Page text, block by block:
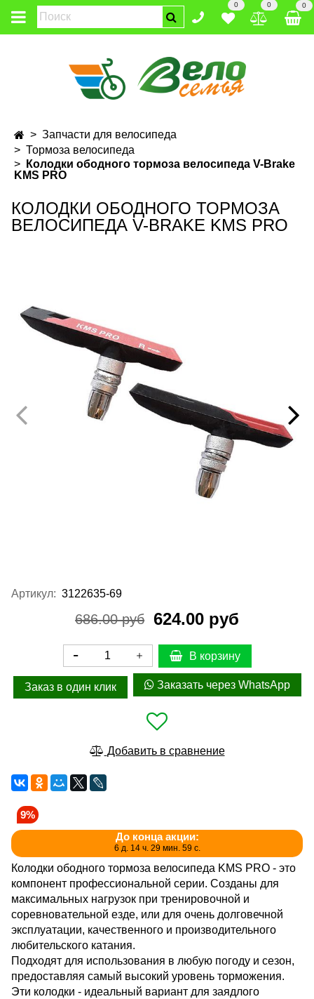
0 0 0
Запчасти для велосипеда
Тормоза велосипеда
Колодки ободного тормоза велосипеда V-Brake
KMS PRO
КОЛОДКИ ОБОДНОГО ТОРМОЗА
ВЕЛОСИПЕДА V-BRAKE KMS PRO
Артикул: 3122635-69
686.00 руб 624.00 руб
В корзину
Заказ в один клик Заказать через WhatsApp
Добавить в сравнение
9%
До конца акции:
6 д. 14 ч. 29 мин. 58 с.
Колодки ободного тормоза велосипеда KMS PRO - это
компонент профессиональной серии. Созданы для
максимальных нагрузок при тренировочной и
соревновательной езде, или для очень долговечной
эксплуатации, качественного и производительного
любительского катания.
Подходят для использования в любую погоду и сезон,
предоставляя самый высокий уровень торможения.
Эти колодки - идеальный вариант для заядлого